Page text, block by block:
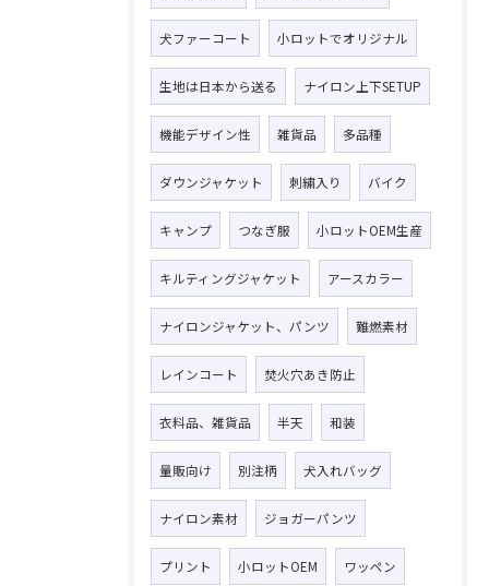
犬ファーコート 小ロットでオリジナル
生地は日本から送る ナイロン上下SETUP
機能デザイン性 雑貨品 多品種
ダウンジャケット 刺繍入り バイク
キャンプ つなぎ服 小ロットOEM生産
キルティングジャケット アースカラー
ナイロンジャケット、パンツ 難燃素材
レインコート 焚火穴あき防止
衣料品、雑貨品 半天 和装
量販向け 別注柄 犬入れバッグ
ナイロン素材 ジョガーパンツ
プリント 小ロットOEM ワッペン